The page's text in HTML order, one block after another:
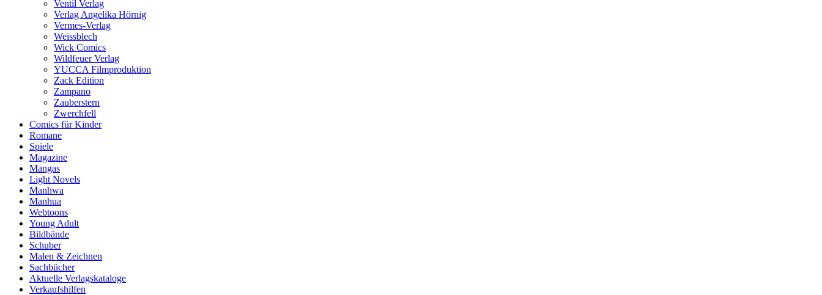
Ventil Verlag
Verlag Angelika Hörnig
Vermes-Verlag
Weissblech
Wick Comics
Wildfeuer Verlag
YUCCA Filmproduktion
Zack Edition
Zampano
Zauberstern
Zwerchfell
Comics für Kinder
Romane
Spiele
Magazine
Mangas
Light Novels
Manhwa
Manhua
Webtoons
Young Adult
Bildbände
Schuber
Malen & Zeichnen
Sachbücher
Aktuelle Verlagskataloge
Verkaufshilfen